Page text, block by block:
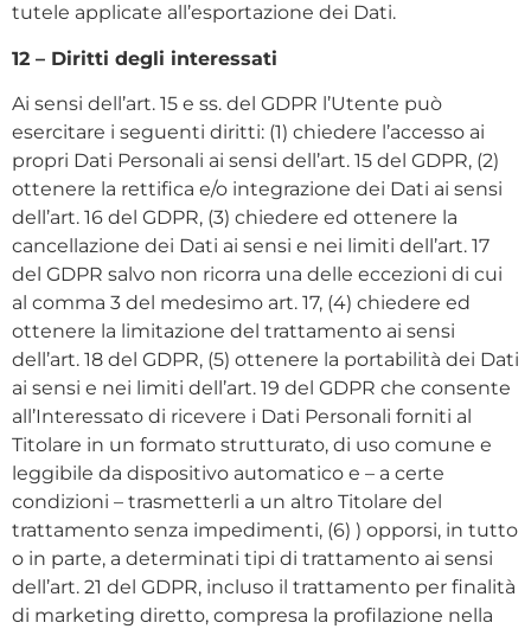
tutele applicate all’esportazione dei Dati.
12 – Diritti degli interessati
Ai sensi dell’art. 15 e ss. del GDPR l’Utente può
esercitare i seguenti diritti: (1) chiedere l’accesso ai
propri Dati Personali ai sensi dell’art. 15 del GDPR, (2)
ottenere la rettifica e/o integrazione dei Dati ai sensi
dell’art. 16 del GDPR, (3) chiedere ed ottenere la
cancellazione dei Dati ai sensi e nei limiti dell’art. 17
del GDPR salvo non ricorra una delle eccezioni di cui
al comma 3 del medesimo art. 17, (4) chiedere ed
ottenere la limitazione del trattamento ai sensi
dell’art. 18 del GDPR, (5) ottenere la portabilità dei Dati
ai sensi e nei limiti dell’art. 19 del GDPR che consente
all’Interessato di ricevere i Dati Personali forniti al
Titolare in un formato strutturato, di uso comune e
leggibile da dispositivo automatico e – a certe
condizioni – trasmetterli a un altro Titolare del
trattamento senza impedimenti, (6) ) opporsi, in tutto
o in parte, a determinati tipi di trattamento ai sensi
dell’art. 21 del GDPR, incluso il trattamento per finalità
di marketing diretto, compresa la profilazione nella